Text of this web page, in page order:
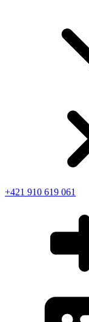
+421 910 619 061